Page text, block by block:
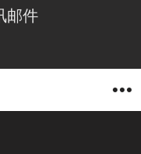
邮件
O
p